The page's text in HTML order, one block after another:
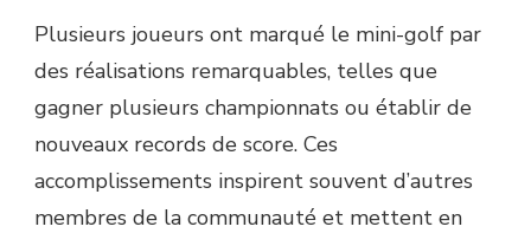
Plusieurs joueurs ont marqué le mini-golf par
des réalisations remarquables, telles que
gagner plusieurs championnats ou établir de
nouveaux records de score. Ces
accomplissements inspirent souvent d’autres
membres de la communauté et mettent en